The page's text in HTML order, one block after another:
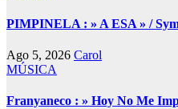
PIMPINELA : » A ESA » /
Ago 5, 2026 Carol
MÚSICA
Franyaneco : » Hoy No Me